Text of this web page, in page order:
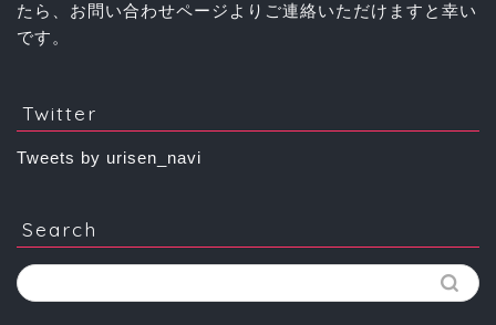
たら、お問い合わせページよりご連絡いただけますと幸い
です。
Twitter
Tweets by urisen_navi
Search